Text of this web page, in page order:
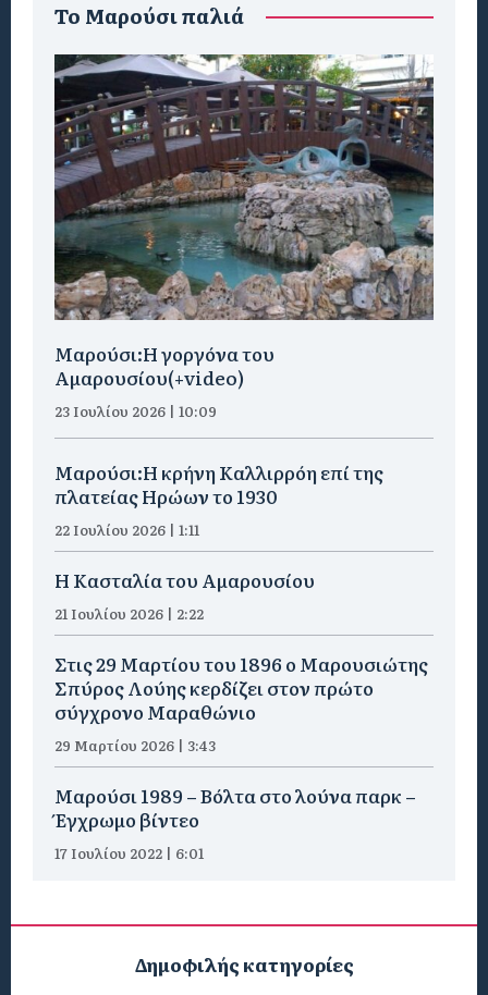
To Μαρούσι παλιά
Μαρούσι:H γοργόνα του
Αμαρουσίου(+video)
23 Ιουλίου 2026 | 10:09
Μαρούσι:Η κρήνη Καλλιρρόη επί της
πλατείας Ηρώων το 1930
22 Ιουλίου 2026 | 1:11
Η Κασταλία του Αμαρουσίου
21 Ιουλίου 2026 | 2:22
Στις 29 Μαρτίου του 1896 ο Μαρουσιώτης
Σπύρος Λούης κερδίζει στον πρώτο
σύγχρονο Μαραθώνιο
29 Μαρτίου 2026 | 3:43
Μαρούσι 1989 – Βόλτα στο λούνα παρκ –
Έγχρωμο βίντεο
17 Ιουλίου 2022 | 6:01
Δημοφιλής κατηγορίες